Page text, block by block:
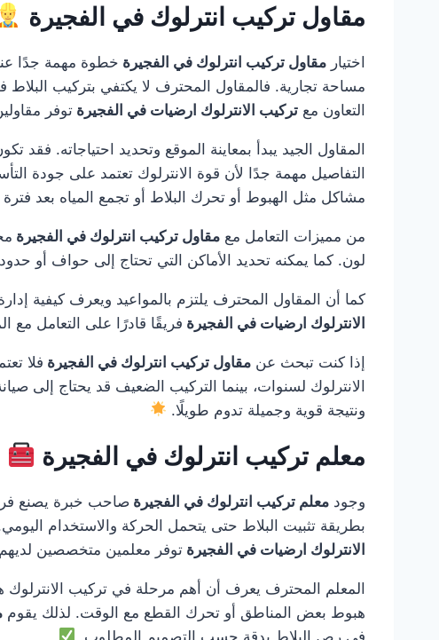
مقاول تركيب انترلوك في الفجيرة
اختيار مقاول تركيب انترلوك في الفجيرة خطوة مهمة جدًا
مساحة تجارية. فالمقاول المحترف لا يكتفي بتركيب
التعاون مع تركيب الانترلوك ارضيات في الفجيرة توفر
المقاول الجيد يبدأ بمعاينة الموقع وتحديد احتياجاته.
التفاصيل مهمة جدًا لأن قوة الانترلوك تعتمد على جودة
مشاكل مثل الهبوط أو تحرك البلاط أو تجمع المياه بعد
من مميزات التعامل مع مقاول تركيب انترلوك في الفجيرة
لون. كما يمكنه تحديد الأماكن التي تحتاج إلى حواف أو
كما أن المقاول المحترف يلتزم بالمواعيد ويعرف كيفية
الانترلوك ارضيات في الفجيرة فريقًا قادرًا على التعامل مع
إذا كنت تبحث عن مقاول تركيب انترلوك في الفجيرة فلا
الانترلوك لسنوات، بينما التركيب الضعيف قد يحتاج إلى
ونتيجة قوية وجميلة تدوم طويلًا.
معلم تركيب انترلوك في الفجيرة
وجود معلم تركيب انترلوك في الفجيرة صاحب خبرة يصنع
بطريقة تثبيت البلاط حتى يتحمل الحركة والاستخدام
الانترلوك ارضيات في الفجيرة توفر معلمين متخصصين
المعلم المحترف يعرف أن أهم مرحلة في تركيب
هبوط بعض المناطق أو تحرك القطع مع الوقت. لذلك يقوم
في رص البلاط بدقة حسب التصميم المطلوب.